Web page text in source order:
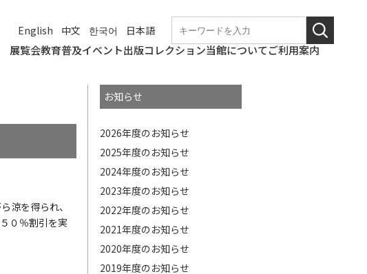
English 中文 한국어 日本語
展覧会教育普及
教育研究会
講演会等
イベント出版
館
ニュース
コレクション当館について
細
館の
ご利用案内
涼を得られ、
０％割引を実
お知らせ
2026年度のお知らせ
2025年度のお知らせ
2024年度のお知らせ
2023年度のお知らせ
2022年度のお知らせ
2021年度のお知らせ
2020年度のお知らせ
2019年度のお知らせ